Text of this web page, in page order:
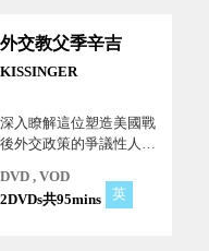
外交教父季辛吉
KISSINGER
深入瞭解這位塑造美國戰
後外交政策的爭議性人
中的最後一次受訪，揭示
了季辛吉多面向的人物真
DVD , VOD
2DVDs共95mins
英